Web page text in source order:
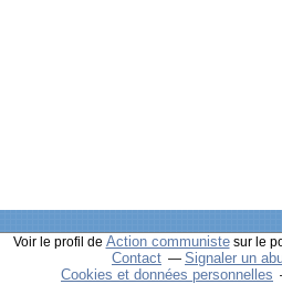
Voir le profil de Action communistesur le
Contact
Signaler un
Cookies et données personnelles